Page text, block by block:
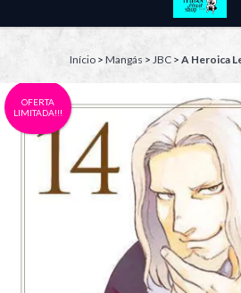
Início > Mangás > JBC > A Heroica
OFERTA
LIMITADA!!!